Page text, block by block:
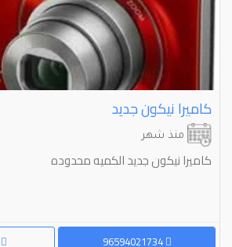
كاميرا نيكون جديد
منذ شهر
كاميرا نيكون جديد الكميه محدوده
96594021734